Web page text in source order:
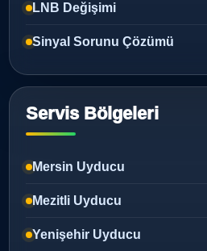
LNB Değişimi
Sinyal Sorunu Çözümü
Servis Bölgeleri
Mersin Uyducu
Mezitli Uyducu
Yenişehir Uyducu